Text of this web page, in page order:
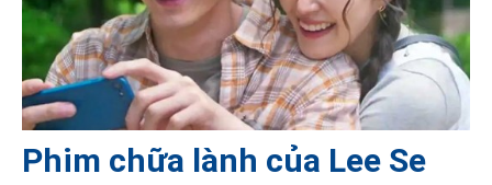
Phim chữa lành của Lee Se